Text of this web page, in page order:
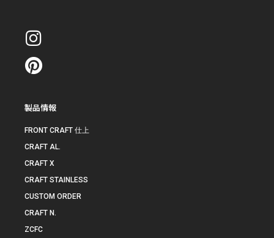
製品情報
FRONT CRAFT 仕上
CRAFT AL.
CRAFT X
CRAFT STAINLESS
CUSTOM ORDER
CRAFT N.
ZCFC